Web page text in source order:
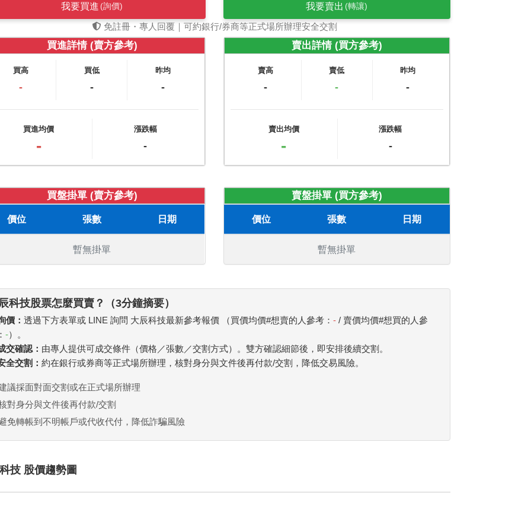
我要買進 (詢價) 我要賣出 (轉讓)
免註冊・專人回覆｜可約銀行/券商等正式場所辦理安全交割
買進詳情 (賣方參考)
買高
-
買低
-
昨均
-
買進均價
-
漲跌幅
-
賣出詳情 (買方參考)
賣高
-
賣低
-
昨均
-
賣出均價
-
漲跌幅
-
買盤掛單 (賣方參考)
價位 張數 日期
暫無掛單
賣盤掛單 (買方參考)
價位 張數 日期
暫無掛單
科技股票怎麼買賣？（3分鐘摘要）
價：透過下方表單或 LINE 詢問 大辰科技最新參考報價 （買價均價#想賣的人參考：- / 賣價均價#想買的人參
-）。
交確認： 由專人提供可成交條件（價格／張數／交割方式）。雙方確認細節後，即安排後續交割。
全交割：約在銀行或券商等正式場所辦理，核對身分與文件後再付款/交割，降低交易風險。
議採面對面交割或在正式場所辦理
對身分與文件後再付款/交割
免轉帳到不明帳戶或代收代付，降低詐騙風險
技 股價趨勢圖